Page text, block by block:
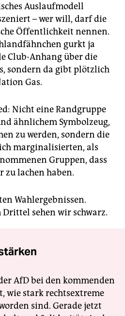
Auslaufmodell
– wer will, darf die
Öffentlichkeit nennen.
gurkt ja
Club-Anhang über die
sondern da gibt plötzlich
Gas.
Nicht eine Randgruppe
ähnlichem Symbolzeug,
zu werden, sondern die
marginalisierten, als
Gruppen, dass
zu lachen haben.
Wahlergebnissen.
sehen wir schwarz.
AfD bei den kommenden
wie stark rechtsextreme
sind. Gerade jetzt